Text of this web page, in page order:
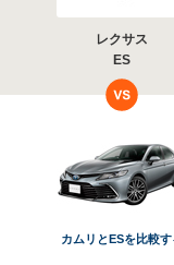
レクサス
ES
カムリとESを比較す